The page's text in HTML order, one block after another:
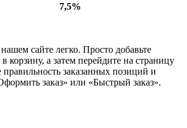
7,5%
сайте легко. Просто добавьте
корзину, а затем перейдите на страницу
правильность заказанных позиций и
заказ» или «Быстрый заказ».